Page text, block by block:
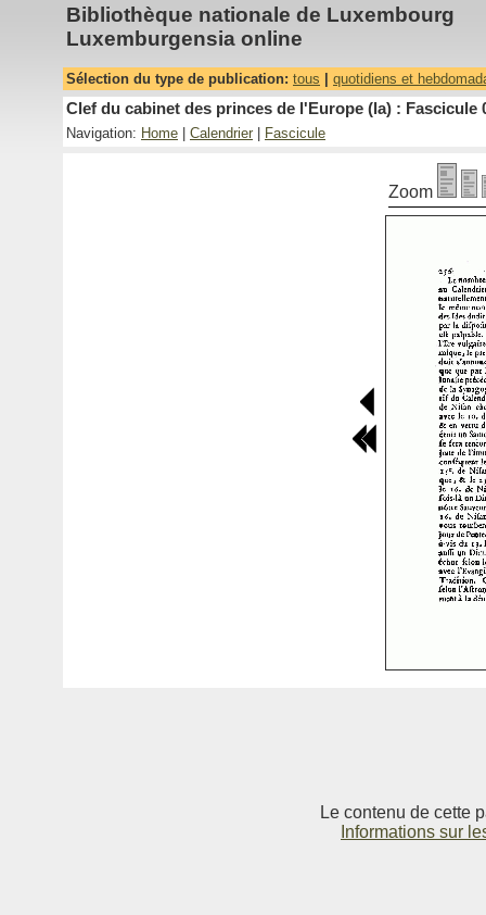
Bibliothèque nationale de Luxembourg
Luxemburgensia online
Sélection du type de publication: tous quotidiens et
Clef du cabinet des princes de l'Europe (la) : Fascicule
Navigation: Home Calendrier Fascicule
Zoom
Le contenu de cette
Informations sur